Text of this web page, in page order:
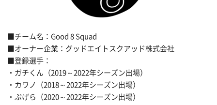
■チーム名：Good 8 Squad
■オーナー企業：グッドエイトスクアッド株式会社
■登録選手：
・ガチくん（2019～2022年シーズン出場）
・カワノ（2018～2022年シーズン出場）
・ぷげら（2020～2022年シーズン出場）